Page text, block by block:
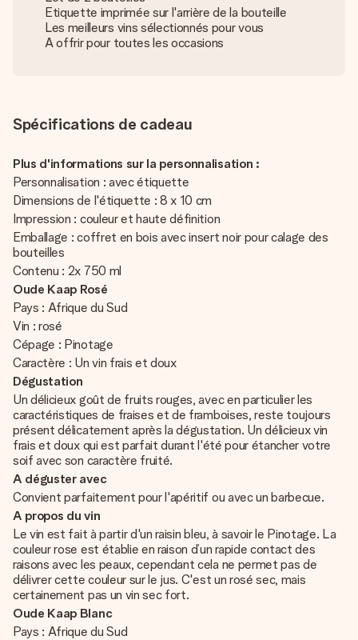
Etiquette imprimée sur l'arrière de la bouteille
Les meilleurs vins sélectionnés pour vous
A offrir pour toutes les occasions
Spécifications de cadeau
Plus d'informations sur la personnalisation :
Personnalisation : avec étiquette
Dimensions de l'étiquette : 8 x 10 cm
Impression : couleur et haute définition
Emballage : coffret en bois avec insert noir pour calage des
bouteilles
Contenu : 2x 750 ml
Oude Kaap Rosé
Pays : Afrique du Sud
Vin : rosé
Cépage : Pinotage
Caractère : Un vin frais et doux
Dégustation
Un délicieux goût de fruits rouges, avec en particulier les
caractéristiques de fraises et de framboises, reste toujours
présent délicatement après la dégustation. Un délicieux vin
frais et doux qui est parfait durant l'été pour étancher votre
soif avec son caractère fruité.
A déguster avec
Convient parfaitement pour l'apéritif ou avec un barbecue.
A propos du vin
Le vin est fait à partir d'un raisin bleu, à savoir le Pinotage. La
couleur rose est établie en raison d’un rapide contact des
raisons avec les peaux, cependant cela ne permet pas de
délivrer cette couleur sur le jus. C'est un rosé sec, mais
certainement pas un vin sec fort.
Oude Kaap Blanc
Pays : Afrique du Sud